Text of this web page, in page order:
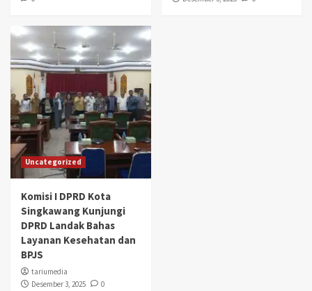
Uncategorized
Komisi I DPRD Kota
Singkawang Kunjungi
DPRD Landak Bahas
Layanan Kesehatan dan
BPJS
tariumedia
Desember 3, 2025
0